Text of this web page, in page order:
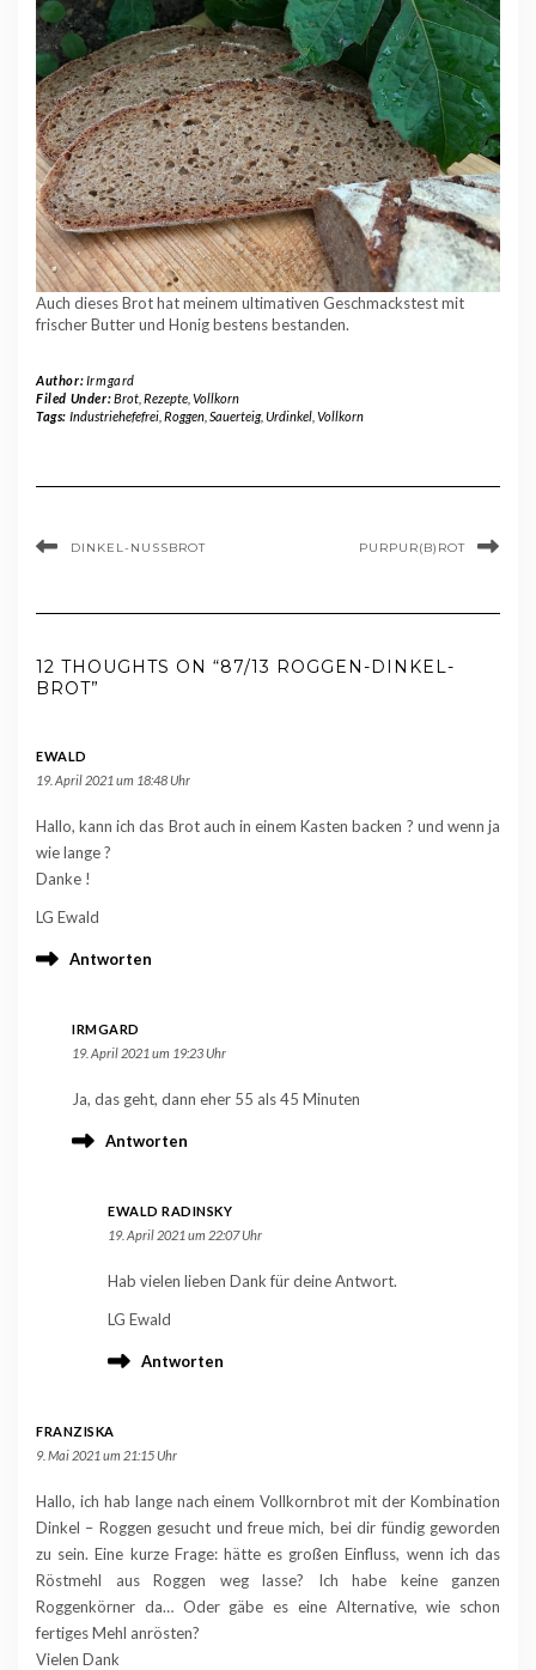
Auch dieses Brot hat meinem ultimativen Geschmackstest mit
frischer Butter und Honig bestens bestanden.
Author:Irmgard
Filed Under:Brot, Rezepte, Vollkorn
Tags: Industriehefefrei, Roggen, Sauerteig, Urdinkel, Vollkorn
DINKEL-NUSSBROT PURPUR(B)ROT
12 THOUGHTS ON “87/13 ROGGEN-DINKEL-
BROT”
EWALD
19. April 2021 um 18:48 Uhr
Hallo, kann ich das Brot auch in einem Kasten backen ? und wenn ja
wie lange ?
Danke !
LG Ewald
Antworten
IRMGARD
19. April 2021 um 19:23 Uhr
Ja, das geht, dann eher 55 als 45 Minuten
Antworten
EWALD RADINSKY
19. April 2021 um 22:07 Uhr
Hab vielen lieben Dank für deine Antwort.
LG Ewald
Antworten
FRANZISKA
9. Mai 2021 um 21:15 Uhr
Hallo, ich hab lange nach einem Vollkornbrot mit der Kombination
Dinkel – Roggen gesucht und freue mich, bei dir fündig geworden
zu sein. Eine kurze Frage: hätte es großen Einfluss, wenn ich das
Röstmehl aus Roggen weg lasse? Ich habe keine ganzen
Roggenkörner da… Oder gäbe es eine Alternative, wie schon
fertiges Mehl anrösten?
Vielen Dank